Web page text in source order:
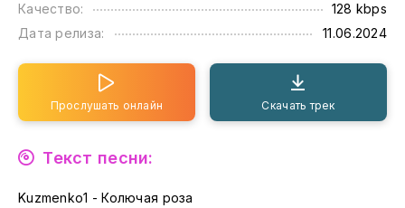
Качество:
128 kbps
Дата релиза:
11.06.2024
Прослушать онлайн Скачать трек
Текст песни:
Kuzmenko1 - Колючая роза